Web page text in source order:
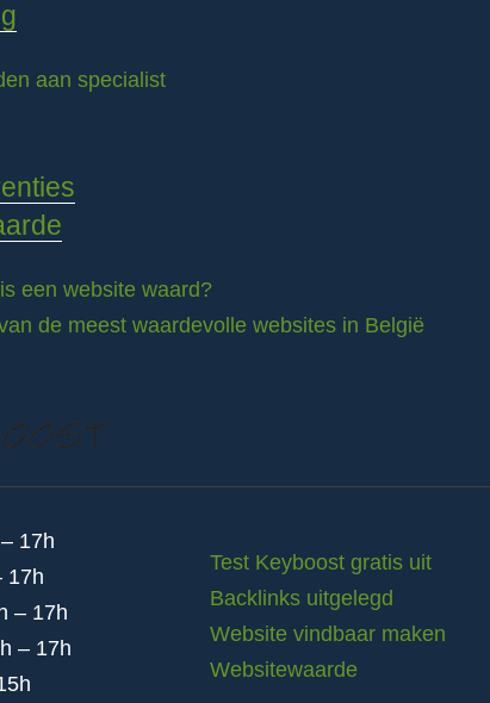
aan specialist
een website waard?
de meest waardevolle websites in België
17h
17h
– 17h
– 17h
Test Keyboost gratis uit
Backlinks uitgelegd
Website vindbaar maken
Websitewaarde